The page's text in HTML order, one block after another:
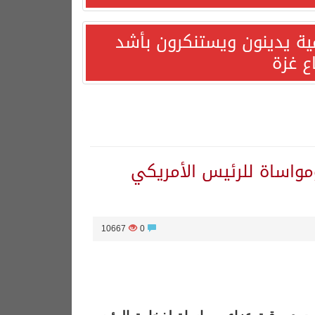
يدينون ويستنكرون بأشد
غزة
للرئيس الأمريكي
10667